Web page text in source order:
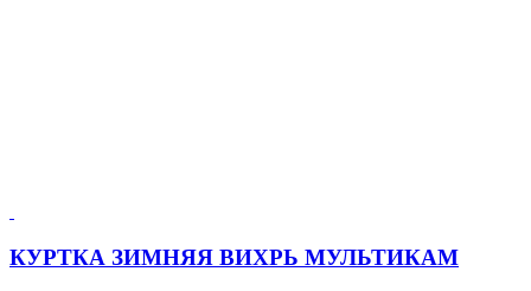
КУРТКА ЗИМНЯЯ ВИХРЬ МУЛЬТИКАМ